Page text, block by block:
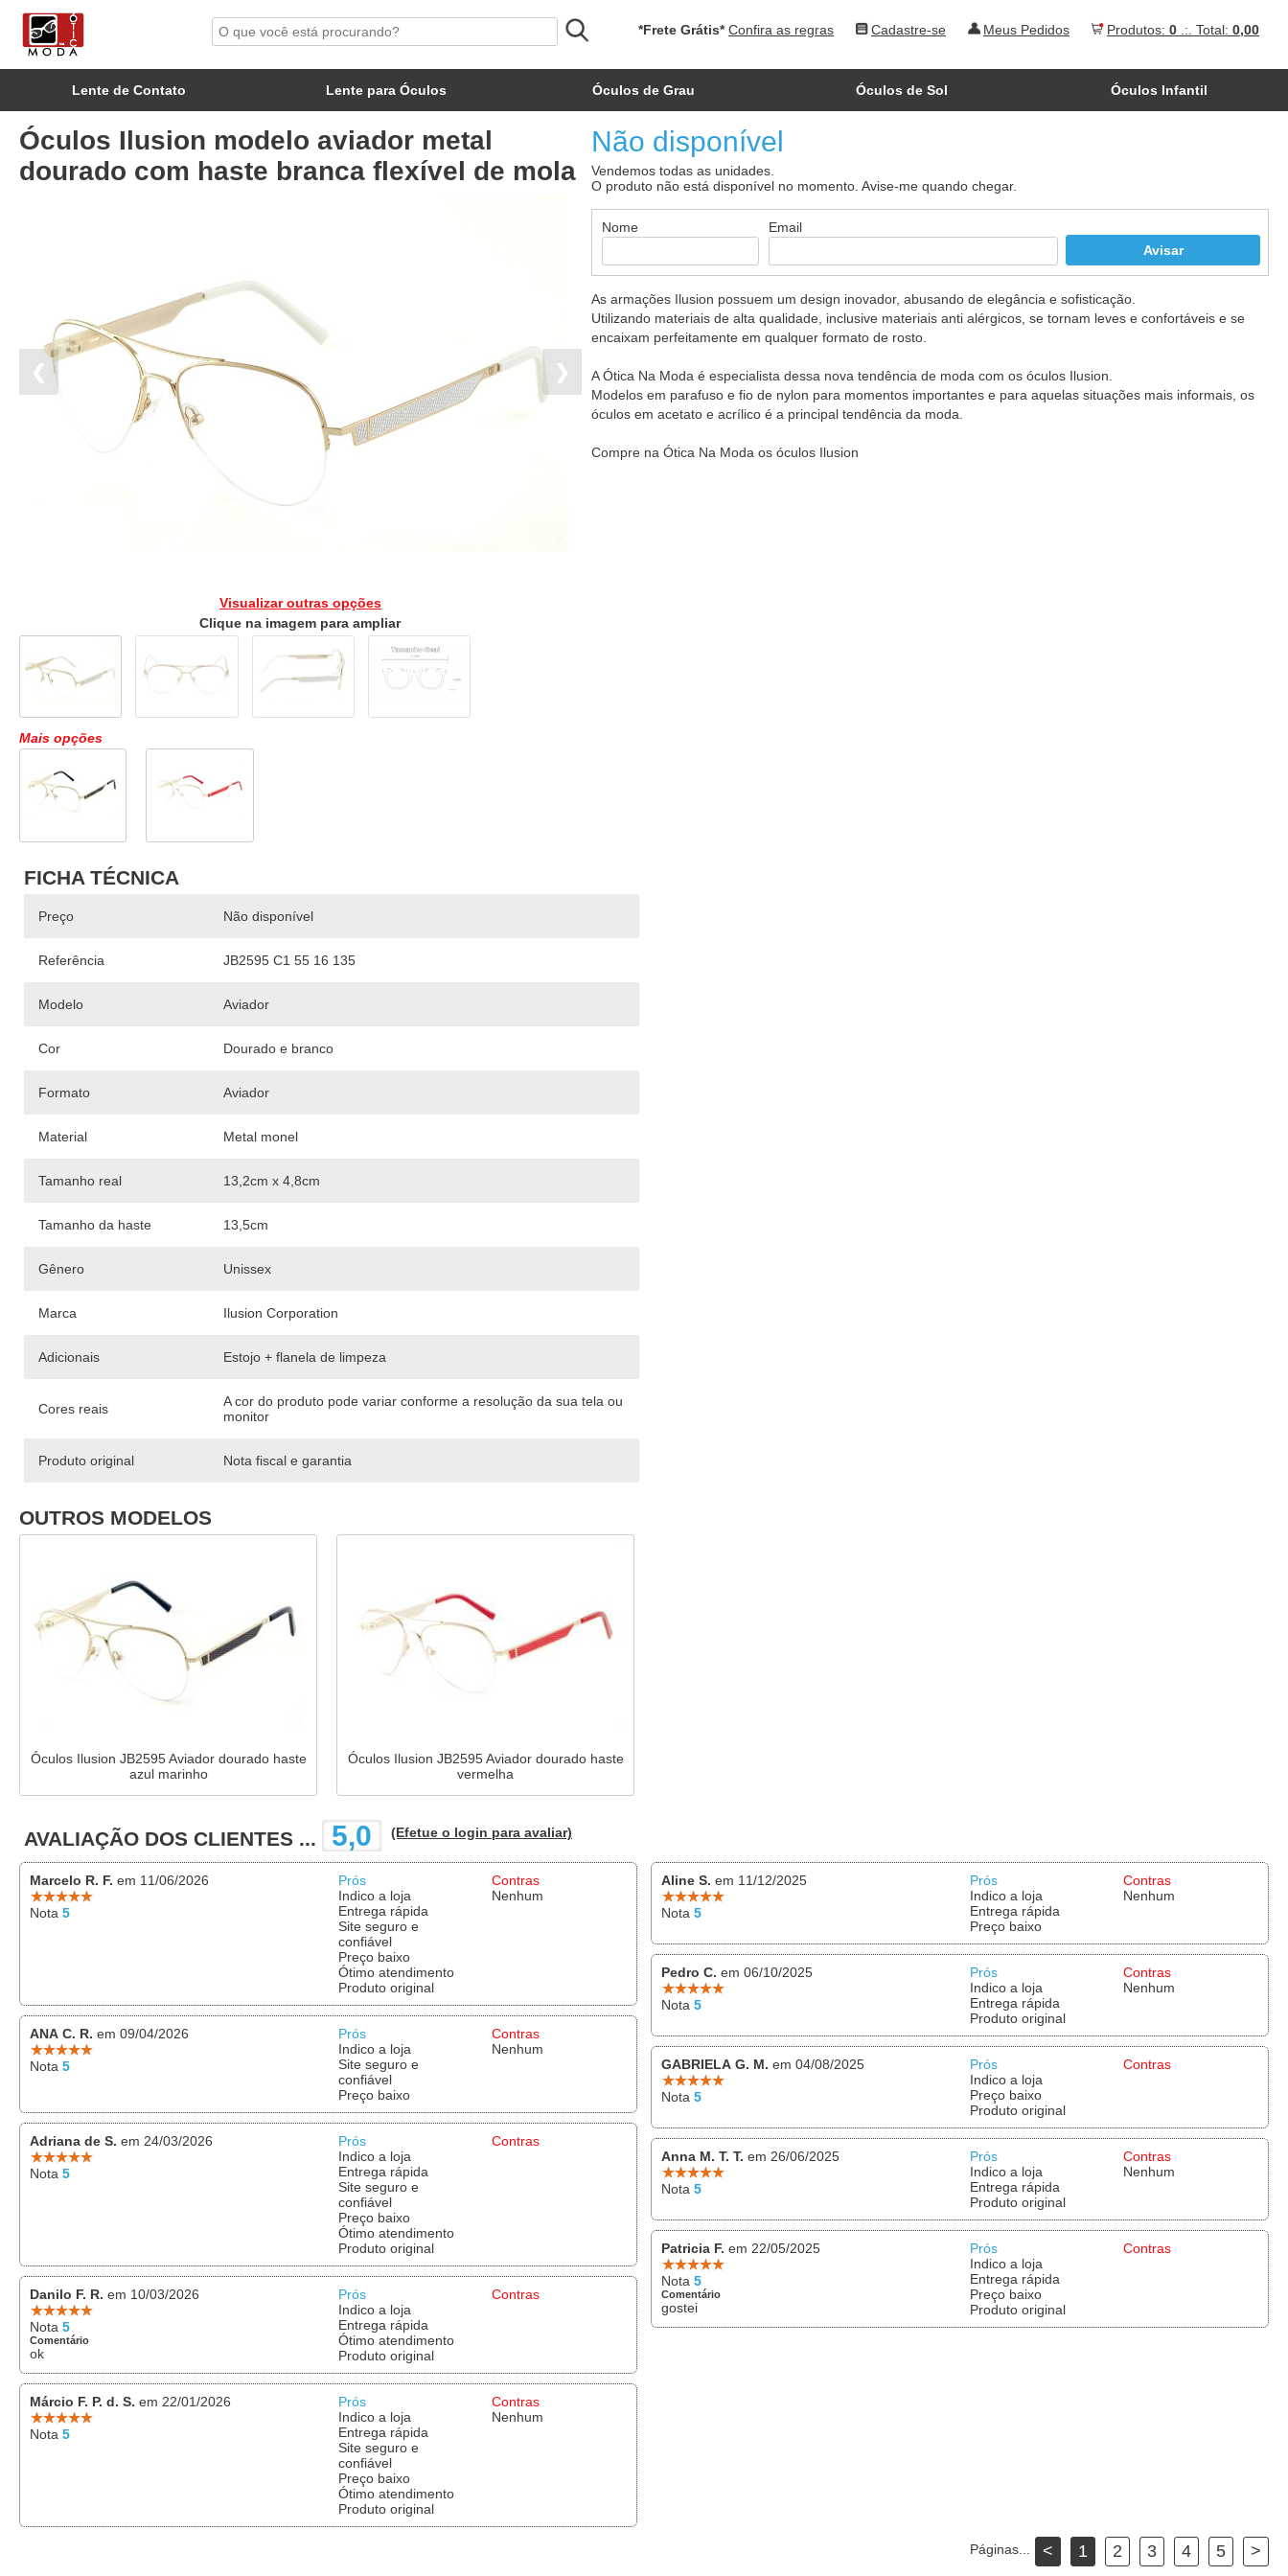
Produtos: 0 .:. Total: 0,00
Meus Pedidos
Cadastre-se
*Frete Grátis* Confira as regras
Lente de Contato Lente para Óculos Óculos de Grau Óculos de Sol Óculos Infantil
Óculos Ilusion modelo aviador metal
dourado com haste branca flexível de mola
❮ ❯
Visualizar outras opções
Clique na imagem para ampliar
Não disponível
Vendemos todas as unidades.
O produto não está disponível no momento. Avise-me quando chegar.
Nome Email
As armações Ilusion possuem um design inovador, abusando de elegância e sofisticação.
Utilizando materiais de alta qualidade, inclusive materiais anti alérgicos, se tornam leves e confortáveis e se
encaixam perfeitamente em qualquer formato de rosto.
A Ótica Na Moda é especialista dessa nova tendência de moda com os óculos Ilusion.
Modelos em parafuso e fio de nylon para momentos importantes e para aquelas situações mais informais, os
óculos em acetato e acrílico é a principal tendência da moda.
Mais opções
FICHA TÉCNICA
Preço Não disponível
Referência JB2595 C1 55 16 135
Modelo Aviador
Cor Dourado e branco
Formato Aviador
Material Metal monel
Tamanho real 13,2cm x 4,8cm
Tamanho da haste 13,5cm
Gênero Unissex
Marca Ilusion Corporation
Adicionais Estojo + flanela de limpeza
Cores reais
A cor do produto pode variar conforme a resolução da sua tela ou
monitor
Produto original Nota fiscal e garantia
OUTROS MODELOS
Óculos Ilusion JB2595 Aviador dourado haste
azul marinho
Óculos Ilusion JB2595 Aviador dourado haste
vermelha
AVALIAÇÃO DOS CLIENTES ... 5,0 (Efetue o login para avaliar)
Marcelo R. F. em 11/06/2026
Nota 5
Prós
Indico a loja
Entrega rápida
Site seguro e
confiável
Preço baixo
Ótimo atendimento
Produto original
Contras
Nenhum
ANA C. R. em 09/04/2026
Nota 5
Prós
Indico a loja
Site seguro e
confiável
Preço baixo
Contras
Nenhum
Adriana de S. em 24/03/2026
Nota 5
Prós
Indico a loja
Entrega rápida
Site seguro e
confiável
Preço baixo
Ótimo atendimento
Produto original
Contras
Danilo F. R. em 10/03/2026
Nota 5
Comentário
ok
Prós
Indico a loja
Entrega rápida
Ótimo atendimento
Produto original
Contras
Márcio F. P. d. S. em 22/01/2026
Nota 5
Prós
Indico a loja
Entrega rápida
Site seguro e
confiável
Preço baixo
Ótimo atendimento
Produto original
Contras
Nenhum
Aline S. em 11/12/2025
Nota 5
Prós
Indico a loja
Entrega rápida
Preço baixo
Contras
Nenhum
Pedro C. em 06/10/2025
Nota 5
Prós
Indico a loja
Entrega rápida
Produto original
Contras
Nenhum
GABRIELA G. M. em 04/08/2025
Nota 5
Prós
Indico a loja
Preço baixo
Produto original
Contras
Anna M. T. T. em 26/06/2025
Nota 5
Prós
Indico a loja
Entrega rápida
Produto original
Contras
Nenhum
Patricia F. em 22/05/2025
Nota 5
Comentário
gostei
Prós
Indico a loja
Entrega rápida
Preço baixo
Produto original
Contras
Páginas... < 1 2 3 4 5 >